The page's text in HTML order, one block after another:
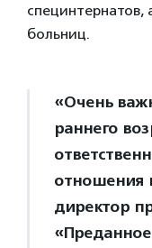
специнтернатов,
больниц.
«Очень
раннего
отношения
директор